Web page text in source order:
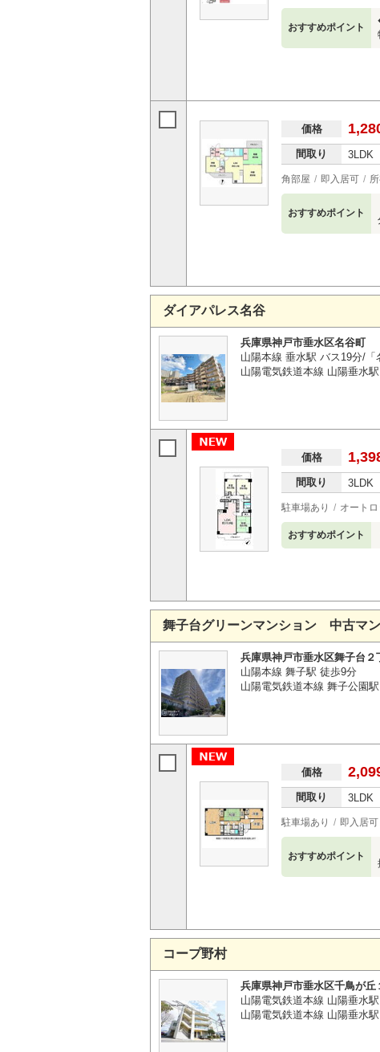
おすすめポイント
価格
間取り 3LDK
角部屋 即入居可
おすすめポイント
ダイアパレス名谷
兵庫県神戸市垂水区名谷町
山陽本線 垂水駅 バス19分/
山陽電気鉄道本線 山陽垂水
価格
間取り 3LDK
駐車場あり オートロ
おすすめポイント
舞子台グリーンマンション 中古マ
兵庫県神戸市垂水区舞子台２
山陽本線 舞子駅 徒歩9分
山陽電気鉄道本線 舞子公園
価格
間取り 3LDK
駐車場あり 即入居可
おすすめポイント
コープ野村
兵庫県神戸市垂水区千鳥が丘
山陽電気鉄道本線 山陽垂水
山陽電気鉄道本線 山陽垂水